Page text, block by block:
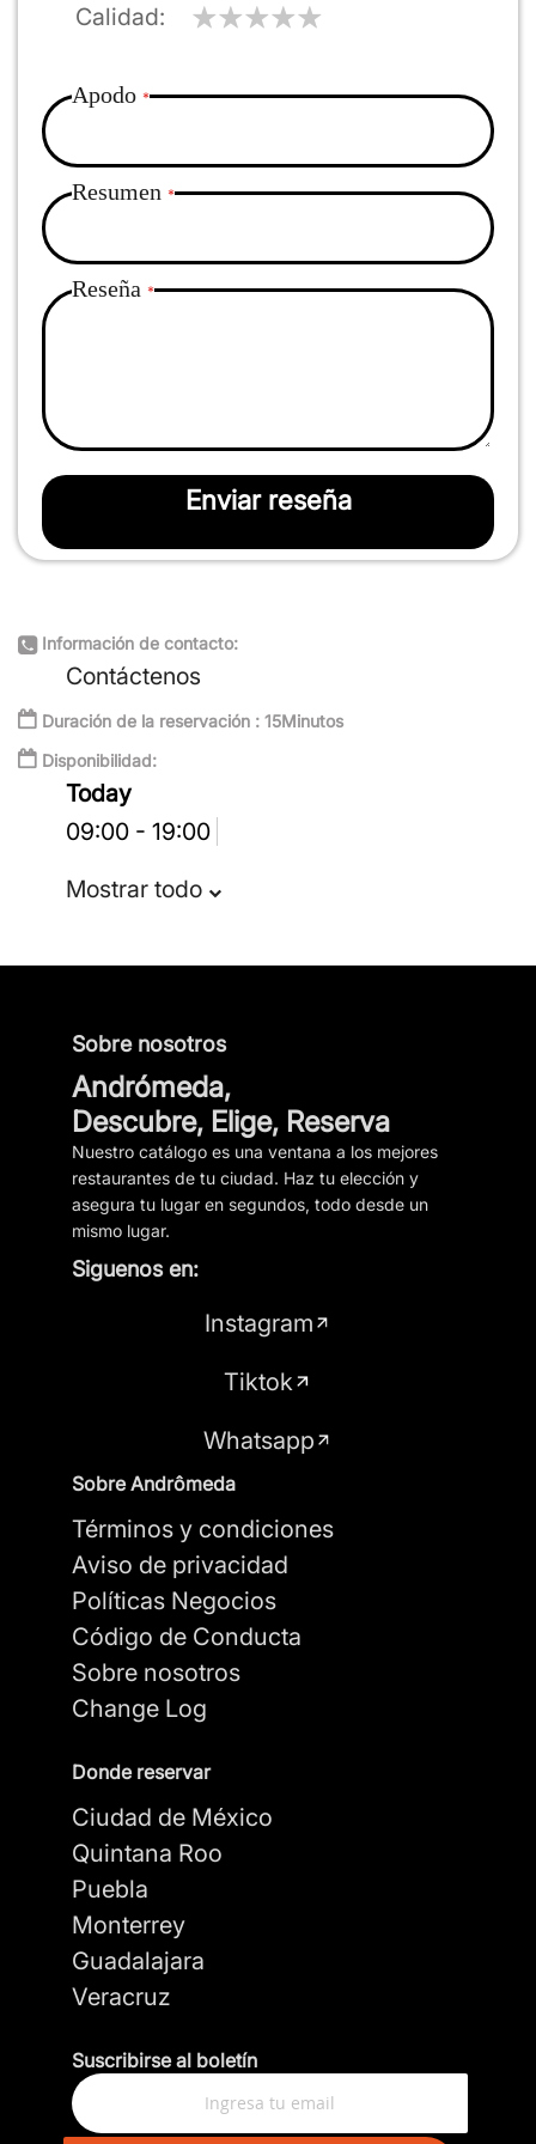
Calidad
Apodo
Resumen
Reseña
Enviar reseña
Información de contacto:
Contáctenos
Duración de la reservación : 15Minutos
Disponibilidad:
Today
09:00 - 19:00
Mostrar todo
Sobre nosotros
Andrómeda,
Descubre, Elige, Reserva
Nuestro catálogo es una ventana a los mejores
restaurantes de tu ciudad. Haz tu elección y
asegura tu lugar en segundos, todo desde un
mismo lugar.
Siguenos en:
Instagram
Tiktok
Whatsapp
Sobre Andrômeda
Términos y condiciones
Aviso de privacidad
Políticas Negocios
Código de Conducta
Sobre nosotros
Change Log
Donde reservar
Ciudad de México
Quintana Roo
Puebla
Monterrey
Guadalajara
Veracruz
Suscribirse al boletín